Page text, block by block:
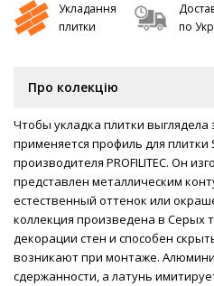
Укладання
плитки
по
Про колекцію
Чтобы укладка плитки
применяется профиль для плитки
производителя PROFILITEC. Он
представлен металлическим
естественный оттенок или
коллекция произведена в Серых
декорации стен и способен
возникают при монтаже.
сдержанности, а латунь